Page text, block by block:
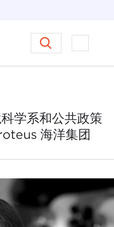
Council 国际事务中的
打开菜单
学系和公共政策
海洋集团